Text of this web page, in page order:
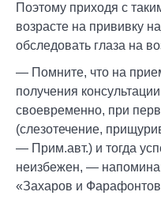
Поэтому приходя с
возрасте на прививку
обследовать глаза на
— Помните, что на
получения
своевременно, при
(слезотечение,
— Прим.авт.) и тогда
неизбежен, —
«Захаров и